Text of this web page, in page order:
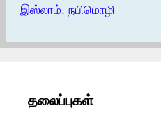
இஸ்லாம், நபிமொழி
தலைப்புகள்